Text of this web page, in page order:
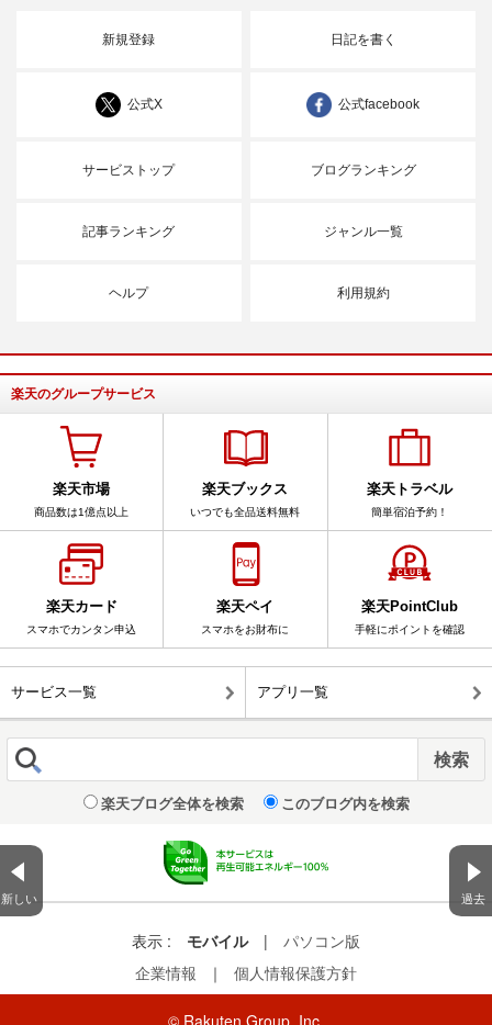
新しい 過去
新規登録 日記を書く
公式X 公式facebook
サービストップ ブログランキング
記事ランキング ジャンル一覧
ヘルプ 利用規約
楽天のグループサービス
楽天市場
商品数は1億点以上
楽天ブックス
いつでも全品送料無料
楽天トラベル
簡単宿泊予約！
楽天カード
スマホでカンタン申込
楽天ペイ
スマホをお財布に
楽天PointClub
手軽にポイントを確認
サービス一覧 アプリ一覧
楽天ブログ全体を検索 このブログ内を検索
表示 : モバイル |
パソコン版
企業情報
｜ 個人情報保護方針